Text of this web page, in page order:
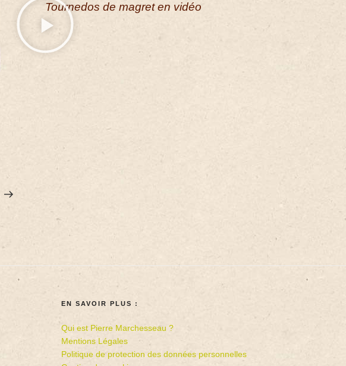
Tournedos de magret en vidéo
EN SAVOIR PLUS :
Qui est Pierre Marchesseau ?
Mentions Légales
Politique de protection des données personnelles